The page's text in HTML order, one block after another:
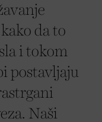
da to
i tokom
postavljaju
Naši